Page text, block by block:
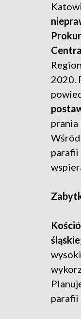
2020.
prania
parafii
parafii